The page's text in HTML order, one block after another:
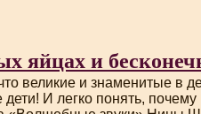
яйцах и
великие и знаменитые в
И легко понять,